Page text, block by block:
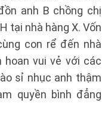
anh B chồng chị
tại nhà hàng X. Vốn
con rể đến nhà
hoan vui vẻ với các
sỉ nhục anh thậm
quyền bình đẳng